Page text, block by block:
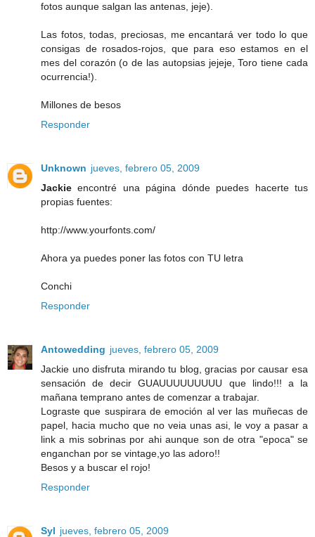
fotos aunque salgan las antenas, jeje).
Las fotos, todas, preciosas, me encantará ver todo lo que
consigas de rosados-rojos, que para eso estamos en el
mes del corazón (o de las autopsias jejeje, Toro tiene cada
ocurrencia!).
Millones de besos
Responder
Unknown jueves, febrero 05, 2009
Jackie encontré una página dónde puedes hacerte tus
propias fuentes:
http://www.yourfonts.com/
Ahora ya puedes poner las fotos con TU letra
Conchi
Responder
Antowedding jueves, febrero 05, 2009
Jackie uno disfruta mirando tu blog, gracias por causar esa
sensación de decir GUAUUUUUUUUU que lindo!!! a la
mañana temprano antes de comenzar a trabajar.
Lograste que suspirara de emoción al ver las muñecas de
papel, hacia mucho que no veia unas asi, le voy a pasar a
link a mis sobrinas por ahi aunque son de otra "epoca" se
enganchan por se vintage,yo las adoro!!
Besos y a buscar el rojo!
Responder
Syl jueves, febrero 05, 2009